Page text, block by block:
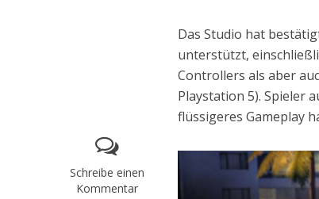
Schreibe einen
Kommentar
Das Studio hat
unterstützt,
Controllers als aber
Playstation 5). Spieler
flüssigeres Gameplay